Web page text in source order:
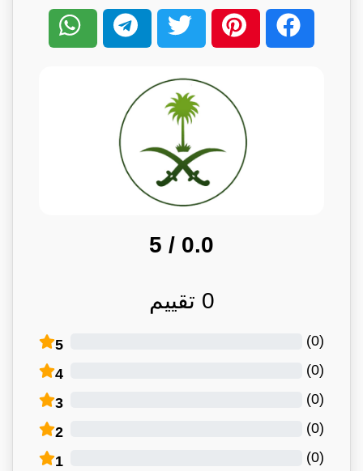
0.0
/ 5
0 تقييم
5 (
0
)
4 (
0
)
3 (
0
)
2 (
0
)
1 (
0
)